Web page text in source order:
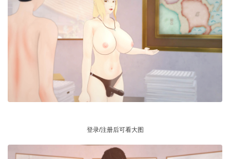
登录/注册后可看大图